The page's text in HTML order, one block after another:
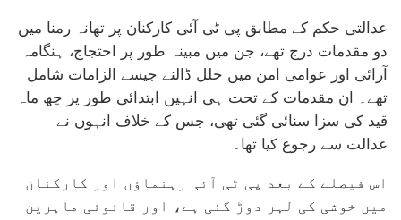
عدالتی حکم کے مطابق پی ٹی آئی کارکنان پر تھانہ رمنا میں
دو مقدمات درج تھے، جن میں مبینہ طور پر احتجاج، ہنگامہ
آرائی اور عوامی امن میں خلل ڈالنے جیسے الزامات شامل
تھے۔ ان مقدمات کے تحت ہی انہیں ابتدائی طور پر چھ ماہ
قید کی سزا سنائی گئی تھی، جس کے خلاف انہوں نے
عدالت سے رجوع کیا تھا۔
اس فیصلے کے بعد پی ٹی آئی رہنماؤں اور کارکنان
میں خوشی کی لہر دوڑ گئی ہے، اور قانونی ماہرین